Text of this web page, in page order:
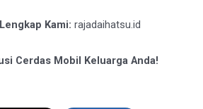
Kami: rajadaihatsu.id
Cerdas Mobil Keluarga Anda!